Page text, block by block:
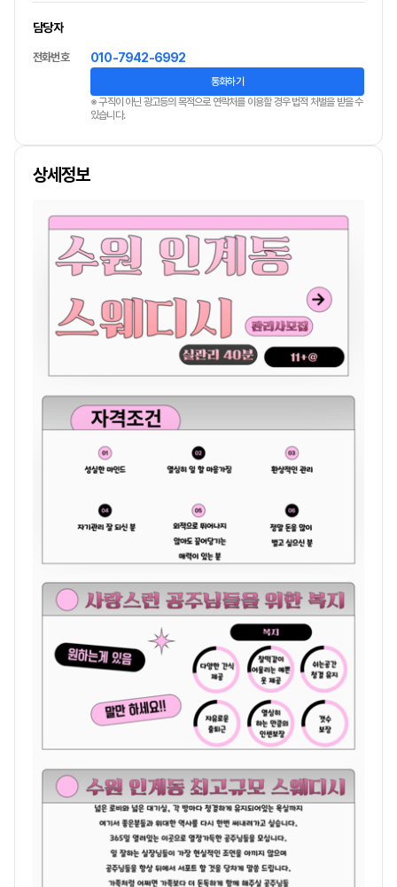
담당자
전화번호 010-7942-6992
통화하기
※ 구직이 아닌 광고등의 목적으로 연락처를 이용할 경우 법적 처벌을 받을 수
있습니다.
상세정보